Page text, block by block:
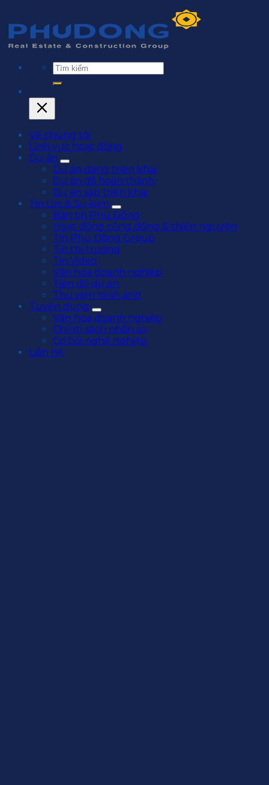
Về chúng tôi
Lĩnh vực hoạt động
Dự án
Dự án đang triển khai
Dự án đã hoàn thành
Dự án sắp triển khai
Tin tức & Sự kiện
Bản tin Phú Đông
Hoạt động cộng đồng & thiện nguyện
Tin Phú Đông Group
Tin thị trường
Tin Video
Văn hóa doanh nghiệp
Tiến độ dự án
Thư viện hình ảnh
Tuyển dụng
Văn hoá doanh nghiệp
Chính sách nhân sự
Cơ hội nghề nghiệp
Liên hệ